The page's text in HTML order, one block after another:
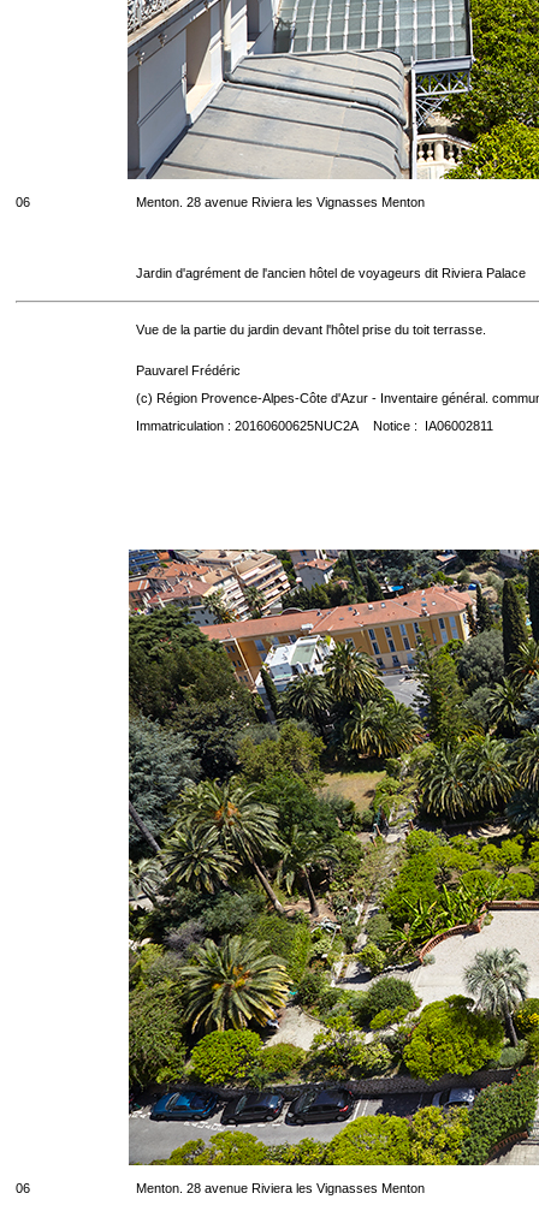
06 Menton. 28 avenue Riviera les Vignasses Menton
Jardin d'agrément de l'ancien hôtel de voyageurs dit Riviera Palace
Vue de la partie du jardin devant l'hôtel prise du toit terrasse.
Pauvarel Frédéric
(c) Région Provence-Alpes-Côte d'Azur - Inventaire général.
Immatriculation : 20160600625NUC2A Notice : IA06002811
06 Menton. 28 avenue Riviera les Vignasses Menton